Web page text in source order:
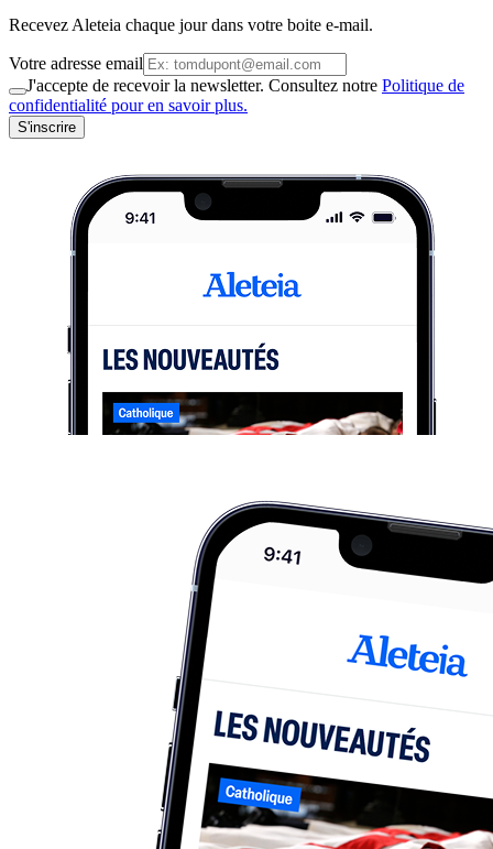
Recevez Aleteia chaque jour dans votre boite e-mail.
Votre adresse email
J'accepte de recevoir la newsletter. Consultez notre Politique de
confidentialité pour en savoir plus.
S'inscrire